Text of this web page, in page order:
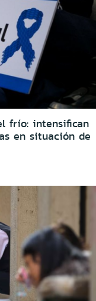
frío: intensifican
en situación de